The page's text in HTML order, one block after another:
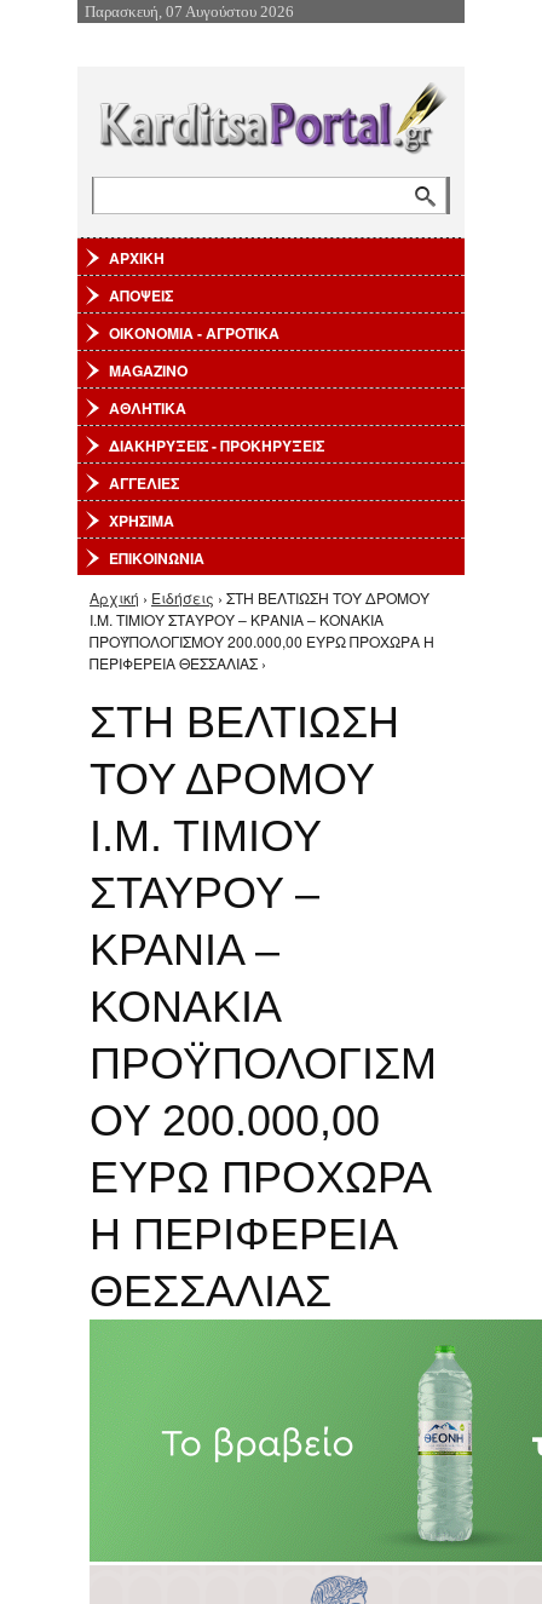
Επιστροφή στην Πλοήγηση
Παρασκευή, 07 Αυγούστου 2026
ΑΡΧΙΚΗ
ΑΠΟΨΕΙΣ
ΟΙΚΟΝΟΜΙΑ - ΑΓΡΟΤΙΚΑ
MAGAZINO
ΑΘΛΗΤΙΚΑ
ΔΙΑΚΗΡΥΞΕΙΣ - ΠΡΟΚΗΡΥΞΕΙΣ
ΑΓΓΕΛΙΕΣ
ΧΡΗΣΙΜΑ
ΕΠΙΚΟΙΝΩΝΙΑ
Είστε εδώ
Αρχική › Ειδήσεις › ΣΤΗ ΒΕΛΤΙΩΣΗ ΤΟΥ ΔΡΟΜΟΥ
Ι.Μ. ΤΙΜΙΟΥ ΣΤΑΥΡΟΥ – ΚΡΑΝΙΑ – ΚΟΝΑΚΙΑ
ΠΡΟΫΠΟΛΟΓΙΣΜΟΥ 200.000,00 ΕΥΡΩ ΠΡΟΧΩΡΑ Η
ΠΕΡΙΦΕΡΕΙΑ ΘΕΣΣΑΛΙΑΣ ›
ΣΤΗ ΒΕΛΤΙΩΣΗ
ΤΟΥ ΔΡΟΜΟΥ
Ι.Μ. ΤΙΜΙΟΥ
ΣΤΑΥΡΟΥ –
ΚΡΑΝΙΑ –
ΚΟΝΑΚΙΑ
ΠΡΟΫΠΟΛΟΓΙΣΜ
ΟΥ 200.000,00
ΕΥΡΩ ΠΡΟΧΩΡΑ
Η ΠΕΡΙΦΕΡΕΙΑ
ΘΕΣΣΑΛΙΑΣ